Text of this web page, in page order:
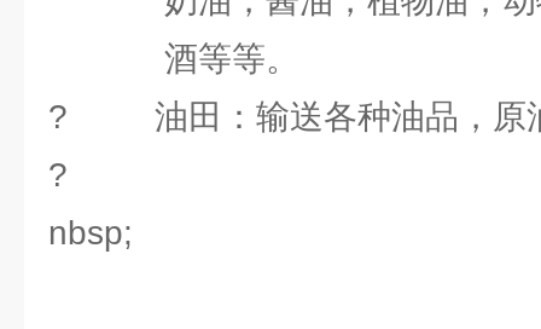
酒等等。
? 油田：输送各种油品，原
?
nbsp;